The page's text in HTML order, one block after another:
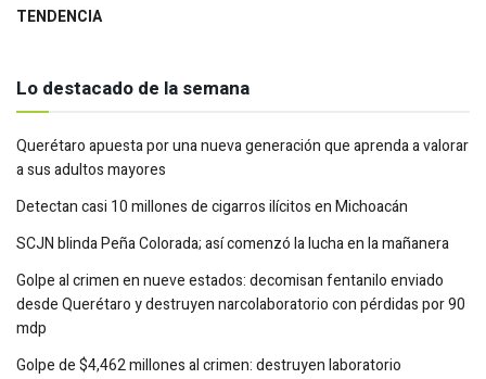
TENDENCIA
Lo destacado de la semana
Querétaro apuesta por una nueva generación que aprenda a valorar
a sus adultos mayores
Detectan casi 10 millones de cigarros ilícitos en Michoacán
SCJN blinda Peña Colorada; así comenzó la lucha en la mañanera
Golpe al crimen en nueve estados: decomisan fentanilo enviado
desde Querétaro y destruyen narcolaboratorio con pérdidas por 90
mdp
Golpe de $4,462 millones al crimen: destruyen laboratorio